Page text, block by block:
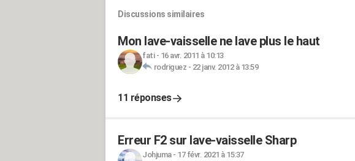
Discussions similaires
Mon lave-vaisselle ne lave plus le haut
fati- 16 avr. 2011 à 10:13
rodriguez - 22 janv. 2012 à 13:59
11 réponses
Erreur F2 sur lave-vaisselle Sharp
Johjuma- 17 févr. 2021 à 15:37